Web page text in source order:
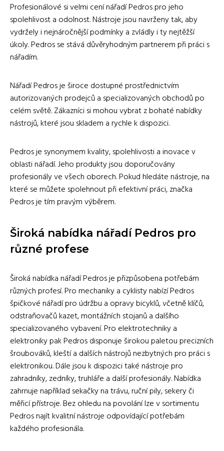
Profesionálové si velmi cení nářadí Pedros pro jeho
spolehlivost a odolnost. Nástroje jsou navrženy tak, aby
vydržely i nejnáročnější podmínky a zvládly i ty nejtěžší
úkoly. Pedros se stává důvěryhodným partnerem při práci s
nářadím.
Nářadí Pedros je široce dostupné prostřednictvím
autorizovaných prodejců a specializovaných obchodů po
celém světě. Zákazníci si mohou vybrat z bohaté nabídky
nástrojů, které jsou skladem a rychle k dispozici.
Pedros je synonymem kvality, spolehlivosti a inovace v
oblasti nářadí. Jeho produkty jsou doporučovány
profesionály ve všech oborech. Pokud hledáte nástroje, na
které se můžete spolehnout při efektivní práci, značka
Pedros je tím pravým výběrem.
Široká nabídka nářadí Pedros pro
různé profese
Široká nabídka nářadí Pedros je přizpůsobena potřebám
různých profesí. Pro mechaniky a cyklisty nabízí Pedros
špičkové nářadí pro údržbu a opravy bicyklů, včetně klíčů,
odstraňovačů kazet, montážních stojanů a dalšího
specializovaného vybavení. Pro elektrotechniky a
elektroniky pak Pedros disponuje širokou paletou precizních
šroubováků, kleští a dalších nástrojů nezbytných pro práci s
elektronikou. Dále jsou k dispozici také nástroje pro
zahradníky, zedníky, truhláře a další profesionály. Nabídka
zahrnuje například sekačky na trávu, ruční pily, sekery či
měřicí přístroje. Bez ohledu na povolání lze v sortimentu
Pedros najít kvalitní nástroje odpovídající potřebám
každého profesionála.